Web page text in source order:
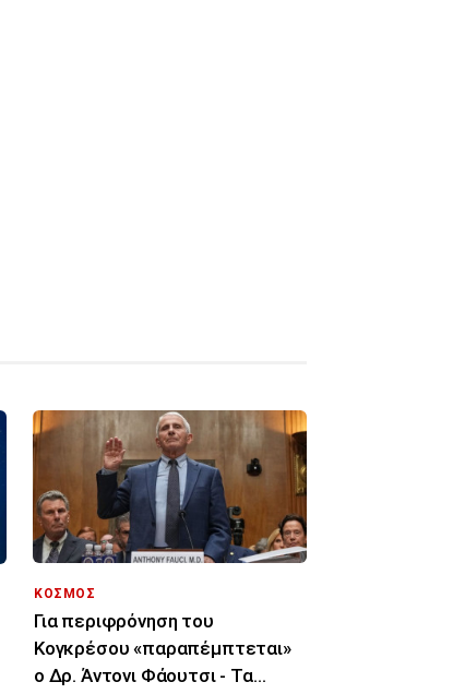
ΚΟΣΜΟΣ
Για περιφρόνηση του
Κογκρέσου «παραπέμπτεται»
ο Δρ. Άντονι Φάουτσι - Τα